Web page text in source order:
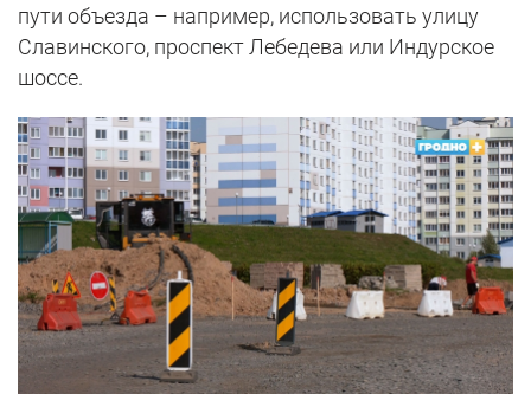
пути объезда – например, использовать улицу
Славинского, проспект Лебедева или Индурское
шоссе.